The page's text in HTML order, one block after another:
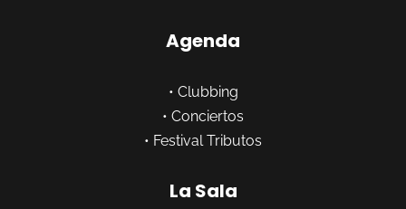
Agenda
• Clubbing
• Conciertos
• Festival Tributos
La Sala